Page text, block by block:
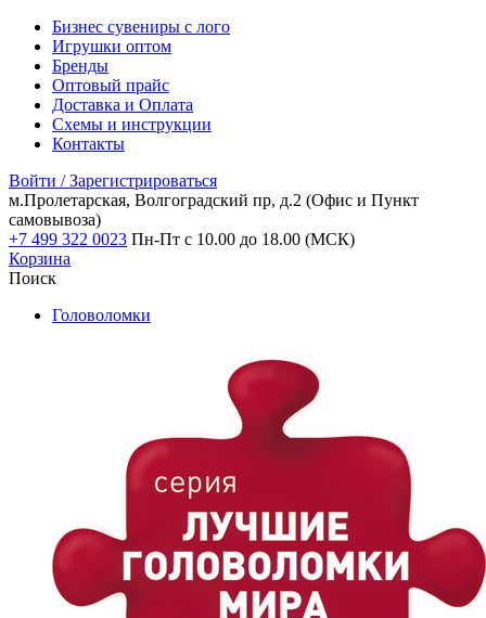
Бизнес сувениры с лого
Игрушки оптом
Бренды
Оптовый прайс
Доставка и Оплата
Схемы и инструкции
Контакты
Войти / Зарегистрироваться
м.Пролетарская, Волгоградский пр, д.2 (Офис и Пункт
самовывоза)
+7 499 322 0023 Пн-Пт с 10.00 до 18.00 (МСК)
Корзина
Поиск
Головоломки